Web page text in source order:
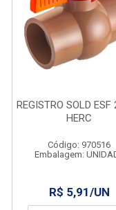
REGISTRO SOLD ESF
HERC
Código: 970516
Embalagem:
R$ 5,91/UN